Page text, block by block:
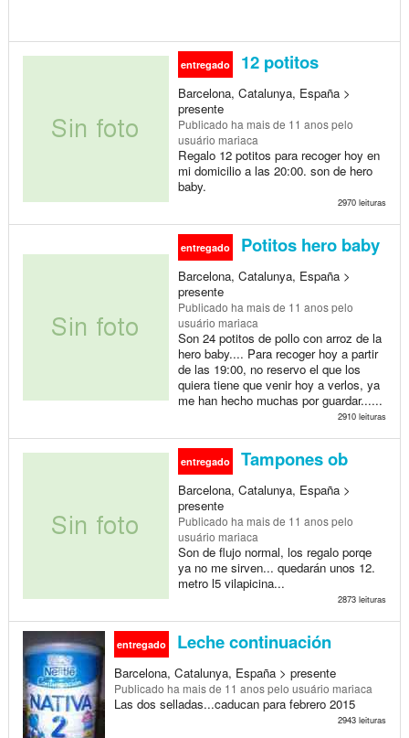
entregado 12 potitos
Barcelona, Catalunya, España >
presente
Publicado ha mais de 11 anospelo
usuário mariaca
Regalo 12 potitos para recoger hoy en
mi domicilio a las 20:00. son de hero
baby.
2970 leituras
entregado Potitos hero baby
Barcelona, Catalunya, España >
presente
Publicado ha mais de 11 anospelo
usuário mariaca
Son 24 potitos de pollo con arroz de la
hero baby.... Para recoger hoy a partir
de las 19:00, no reservo el que los
quiera tiene que venir hoy a verlos, ya
me han hecho muchas por guardar......
2910 leituras
entregado Tampones ob
Barcelona, Catalunya, España >
presente
Publicado ha mais de 11 anospelo
usuário mariaca
Son de flujo normal, los regalo porqe
ya no me sirven... quedarán unos 12.
metro l5 vilapicina...
2873 leituras
entregado Leche continuación
Barcelona, Catalunya, España > presente
Publicado ha mais de 11 anospelo usuário mariaca
Las dos selladas...caducan para febrero 2015
2943 leituras